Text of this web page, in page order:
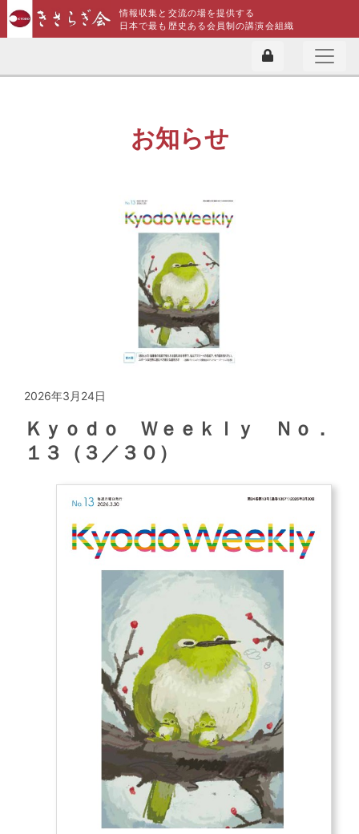
情報収集と交流の場を提供する
日本で最も歴史ある会員制の講演会組織
お知らせ
2026年3月24日
Ｋｙｏｄｏ Ｗｅｅｋｌｙ Ｎｏ．
１３（３／３０）